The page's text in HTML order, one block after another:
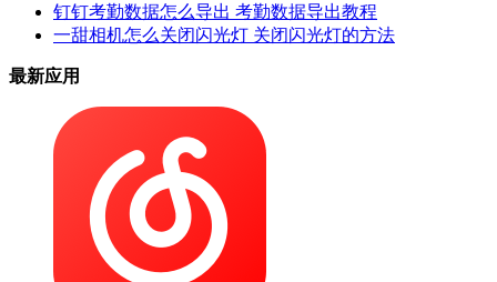
钉钉考勤数据怎么导出 考勤数据导出教程
一甜相机怎么关闭闪光灯 关闭闪光灯的方法
最新应用